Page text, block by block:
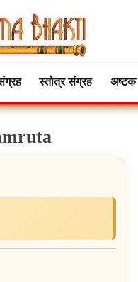
स्तोत्र संग्रह अष्टक